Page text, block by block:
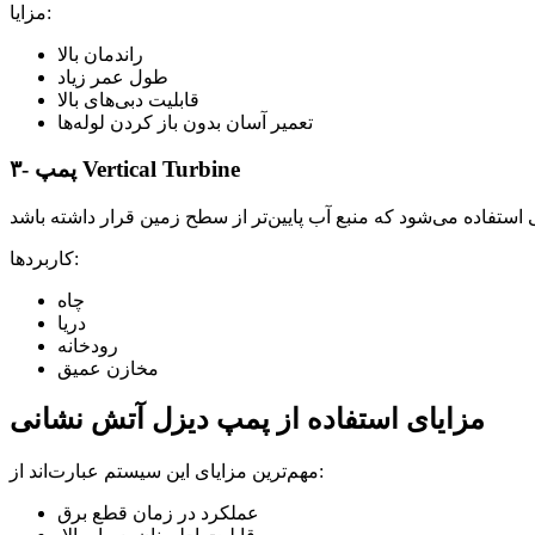
مزایا:
راندمان بالا
طول عمر زیاد
قابلیت دبی‌های بالا
تعمیر آسان بدون باز کردن لوله‌ها
۳- پمپ Vertical Turbine
کاربردها:
چاه
دریا
رودخانه
مخازن عمیق
مزایای استفاده از پمپ دیزل آتش نشانی
مهم‌ترین مزایای این سیستم عبارت‌اند از:
عملکرد در زمان قطع برق